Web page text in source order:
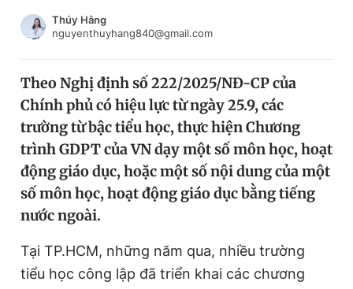
Chào ngày mới
Video Magazine
Sản phẩm khác
Tiện ích Bạn cần biết
Thông tin tòa soạn Liên hệ quảng cáo
Đăng xuất
Thúy Hằng
nguyenthuyhang840@gmail.com
Theo Nghị định số 222/2025/NĐ-CP của
Chính phủ có hiệu lực từ ngày 25.9, các
trường từ bậc tiểu học, thực hiện Chương
trình GDPT của VN dạy một số môn học, hoạt
động giáo dục, hoặc một số nội dung của một
số môn học, hoạt động giáo dục bằng tiếng
nước ngoài.
Tại TP.HCM, những năm qua, nhiều trường
tiểu học công lập đã triển khai các chương